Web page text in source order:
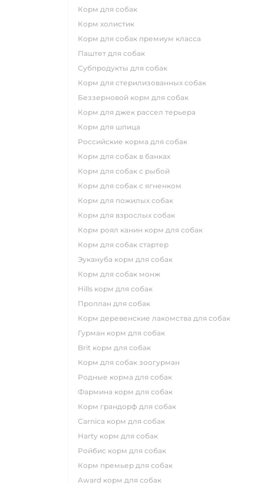
корм для собак
корм холистик
корм для собак премиум класса
паштет для собак
субпродукты для собак
корм для стерилизованных собак
беззерновой корм для собак
корм для джек рассел терьера
корм для шпица
российские корма для собак
корм для собак в банках
корм для собак с рыбой
корм для собак с ягненком
корм для пожилых собак
корм для взрослых собак
корм роял канин корм для собак
корм для собак стартер
эукануба корм для собак
корм для собак монж
hills корм для собак
проплан для собак
корм деревенские лакомства для собак
гурман корм для собак
brit корм для собак
корм для собак зоогурман
родные корма для собак
фармина корм для собак
корм грандорф для собак
carnica корм для собак
harty корм для собак
ройбис корм для собак
корм премьер для собак
award корм для собак